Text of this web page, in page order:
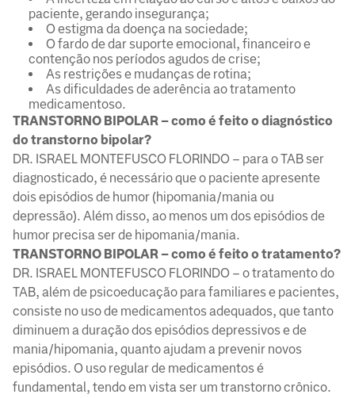
paciente, gerando insegurança;
O estigma da doença na sociedade;
O fardo de dar suporte emocional, financeiro e
contenção nos períodos agudos de crise;
As restrições e mudanças de rotina;
As dificuldades de aderência ao tratamento
medicamentoso.
TRANSTORNO BIPOLAR – como é feito o diagnóstico
do transtorno bipolar?
DR. ISRAEL MONTEFUSCO FLORINDO – para o TAB ser
diagnosticado, é necessário que o paciente apresente
dois episódios de humor (hipomania/mania ou
depressão). Além disso, ao menos um dos episódios de
humor precisa ser de hipomania/mania.
TRANSTORNO BIPOLAR – como é feito o tratamento?
DR. ISRAEL MONTEFUSCO FLORINDO – o tratamento do
TAB, além de psicoeducação para familiares e pacientes,
consiste no uso de medicamentos adequados, que tanto
diminuem a duração dos episódios depressivos e de
mania/hipomania, quanto ajudam a prevenir novos
episódios. O uso regular de medicamentos é
fundamental, tendo em vista ser um transtorno crônico.